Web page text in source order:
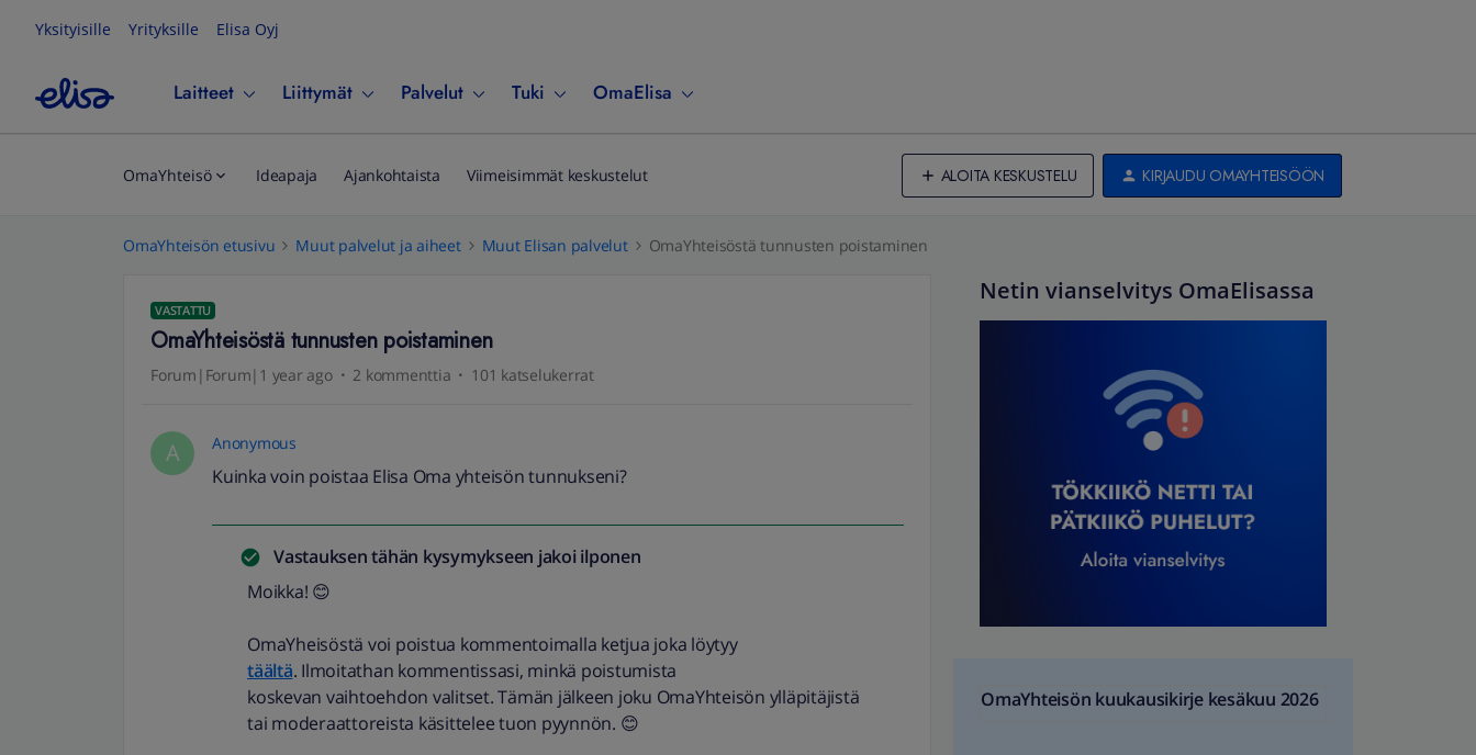
Yksityisille Yrityksille Elisa Oyj
Laitteet Liittymät Palvelut Tuki OmaElisa
OmaYhteisö Ideapaja Ajankohtaista Viimeisimmät keskustelut ALOITA KESKUSTELU KIRJAUDU OMAYHTEISÖÖN
OmaYhteisön etusivu Muut palvelut ja aiheet Muut Elisan palvelut OmaYhteisöstä tunnusten poistaminen
VASTATTU
OmaYhteisöstä tunnusten poistaminen
Forum|Forum|1 year ago 2 kommenttia 101 katselukerrat
A Anonymous
Kuinka voin poistaa Elisa Oma yhteisön tunnukseni?
Vastauksen tähän kysymykseen jakoi ilponen
Moikka! 😊
OmaYheisöstä voi poistua kommentoimalla ketjua joka löytyy
täältä. Ilmoitathan kommentissasi, minkä poistumista
koskevan vaihtoehdon valitset. Tämän jälkeen joku OmaYhteisön ylläpitäjistä
tai moderaattoreista käsittelee tuon pyynnön. 😊
Netin vianselvitys OmaElisassa
OmaYhteisön kuukausikirje kesäkuu 2026